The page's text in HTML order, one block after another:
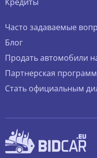
Часто задаваемые
Блог
Продать автомобили
Партнерская
Стать официальным